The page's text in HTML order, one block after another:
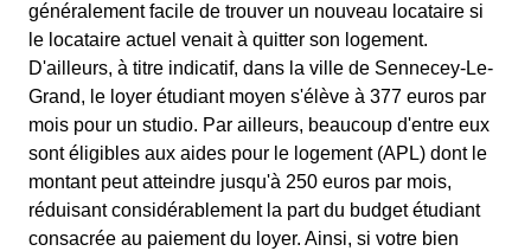
généralement facile de trouver un nouveau locataire si
le locataire actuel venait à quitter son logement.
D'ailleurs, à titre indicatif, dans la ville de Sennecey-Le-
Grand, le loyer étudiant moyen s'élève à 377 euros par
mois pour un studio. Par ailleurs, beaucoup d'entre eux
sont éligibles aux aides pour le logement (APL) dont le
montant peut atteindre jusqu'à 250 euros par mois,
réduisant considérablement la part du budget étudiant
consacrée au paiement du loyer. Ainsi, si votre bien